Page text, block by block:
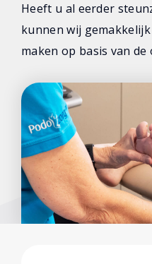
Locaties
Steunzolen bestellen
Niet tevreden
Facebook
Heeft u al eerder
kunnen wij
maken op basis van de